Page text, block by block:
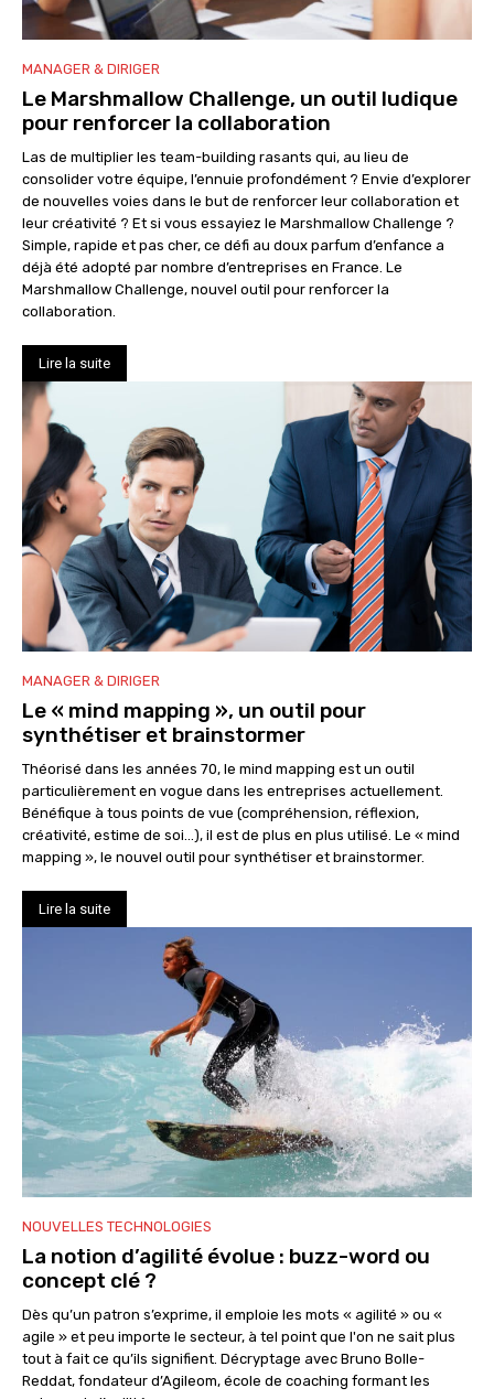
MANAGER & DIRIGER
Le Marshmallow Challenge, un outil ludique
pour renforcer la collaboration
Las de multiplier les team-building rasants qui, au lieu de
consolider votre équipe, l’ennuie profondément ? Envie d’explorer
de nouvelles voies dans le but de renforcer leur collaboration et
leur créativité ? Et si vous essayiez le Marshmallow Challenge ?
Simple, rapide et pas cher, ce défi au doux parfum d’enfance a
déjà été adopté par nombre d’entreprises en France. Le
Marshmallow Challenge, nouvel outil pour renforcer la
collaboration.
Lire la suite
MANAGER & DIRIGER
Le « mind mapping », un outil pour
synthétiser et brainstormer
Théorisé dans les années 70, le mind mapping est un outil
particulièrement en vogue dans les entreprises actuellement.
Bénéfique à tous points de vue (compréhension, réflexion,
créativité, estime de soi…), il est de plus en plus utilisé. Le « mind
mapping », le nouvel outil pour synthétiser et brainstormer.
Lire la suite
NOUVELLES TECHNOLOGIES
La notion d’agilité évolue : buzz-word ou
concept clé ?
Dès qu’un patron s’exprime, il emploie les mots « agilité » ou «
agile » et peu importe le secteur, à tel point que l'on ne sait plus
tout à fait ce qu’ils signifient. Décryptage avec Bruno Bolle-
Reddat, fondateur d’Agileom, école de coaching formant les